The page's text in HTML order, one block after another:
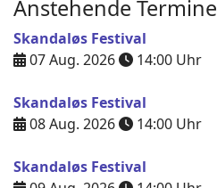
Anstehende Termine
Skandaløs Festival
07 Aug. 2026
14:00 Uhr
Skandaløs Festival
08 Aug. 2026
14:00 Uhr
Skandaløs Festival